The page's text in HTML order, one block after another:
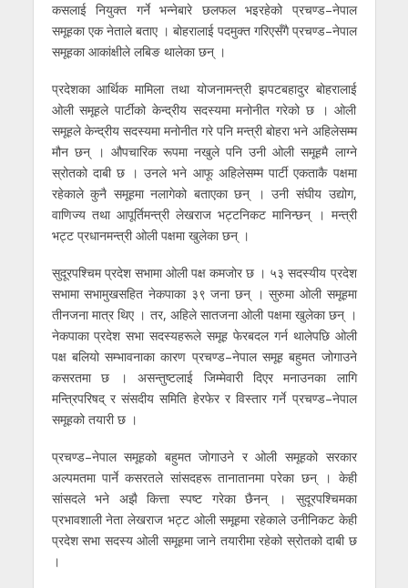
कसलाई नियुक्त गर्ने भन्नेबारे छलफल भइरहेको प्रचण्ड–नेपाल
समूहका एक नेताले बताए । बोहरालाई पदमुक्त गरिएसँगै प्रचण्ड–नेपाल
समूहका आकांक्षीले लबिङ थालेका छन् ।
प्रदेशका आर्थिक मामिला तथा योजनामन्त्री झपटबहादुर बोहरालाई
ओली समूहले पार्टीको केन्द्रीय सदस्यमा मनोनीत गरेको छ । ओली
समूहले केन्द्रीय सदस्यमा मनोनीत गरे पनि मन्त्री बोहरा भने अहिलेसम्म
मौन छन् । औपचारिक रूपमा नखुले पनि उनी ओली समूहमै लाग्ने
स्रोतको दाबी छ । उनले भने आफू अहिलेसम्म पार्टी एकताकै पक्षमा
रहेकाले कुनै समूहमा नलागेको बताएका छन् । उनी संघीय उद्योग,
वाणिज्य तथा आपूर्तिमन्त्री लेखराज भट्टनिकट मानिन्छन् । मन्त्री
भट्ट प्रधानमन्त्री ओली पक्षमा खुलेका छन् ।
सुदूरपश्चिम प्रदेश सभामा ओली पक्ष कमजोर छ । ५३ सदस्यीय प्रदेश
सभामा सभामुखसहित नेकपाका ३९ जना छन् । सुरुमा ओली समूहमा
तीनजना मात्र थिए । तर, अहिले सातजना ओली पक्षमा खुलेका छन् ।
नेकपाका प्रदेश सभा सदस्यहरूले समूह फेरबदल गर्न थालेपछि ओली
पक्ष बलियो सम्भावनाका कारण प्रचण्ड–नेपाल समूह बहुमत जोगाउने
कसरतमा छ । असन्तुष्टलाई जिम्मेवारी दिएर मनाउनका लागि
मन्त्रिपरिषद् र संसदीय समिति हेरफेर र विस्तार गर्ने प्रचण्ड–नेपाल
समूहको तयारी छ ।
प्रचण्ड–नेपाल समूहको बहुमत जोगाउने र ओली समूहको सरकार
अल्पमतमा पार्ने कसरतले सांसदहरू तानातानमा परेका छन् । केही
सांसदले भने अझै कित्ता स्पष्ट गरेका छैनन् । सुदूरपश्चिमका
प्रभावशाली नेता लेखराज भट्ट ओली समूहमा रहेकाले उनीनिकट केही
प्रदेश सभा सदस्य ओली समूहमा जाने तयारीमा रहेको स्रोतको दाबी छ
।